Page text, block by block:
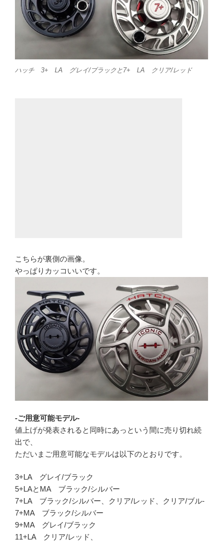
ハッチ 3+ LA グレイ/ブラックと7+ LA クリア/レッド
こちらが裏側の画像。
やっぱりカッコいいです。
-ご用意可能モデル-
値上げが発表されると同時にあっという間に売り切れ続
出で、
ただいまご用意可能なモデルは以下のとおりです。
3+LA グレイ/ブラック
5+LAとMA ブラック/シルバー
7+LA ブラック/シルバー、クリア/レッド、クリア/ブル-
7+MA ブラック/シルバー
9+MA グレイ/ブラック
11+LA クリア/レッド、